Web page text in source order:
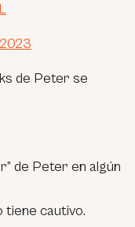
de Peter se
de Peter en algún
tiene cautivo.